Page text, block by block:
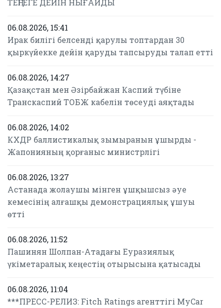
ТЕҢГЕГЕ ДЕЙІН НЫҒАЙДЫ
06.08.2026, 15:41
Ирак билігі белсенді қарулы топтардан 30
қыркүйекке дейін қаруды тапсыруды талап етті
06.08.2026, 14:27
Қазақстан мен Әзірбайжан Каспий түбіне
Транскаспий ТОБЖ кабелін төсеуді аяқтады
06.08.2026, 14:02
КХДР баллистикалық зымыранын ұшырды -
Жапонияның қорғаныс министрлігі
06.08.2026, 13:27
Астанада жолаушы мінген ұшқышсыз әуе
кемесінің алғашқы демонстрациялық ұшуы
өтті
06.08.2026, 11:52
Пашинян Шолпан-Атадағы Еуразиялық
үкіметаралық кеңестің отырысына қатысады
06.08.2026, 11:04
***ПРЕСС-РЕЛИЗ: Fitch Ratings агенттігі MyCar